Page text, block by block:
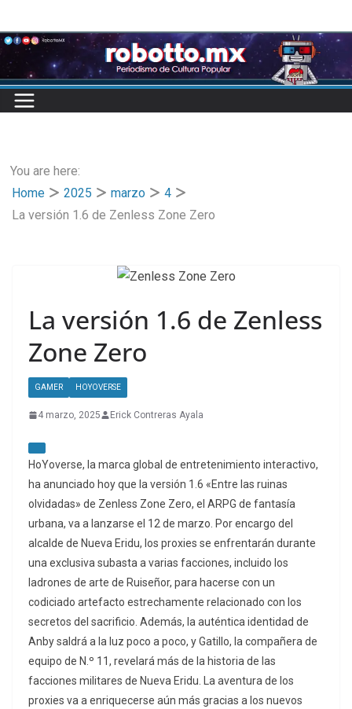
to
content
You are here:
Home
2025 marzo
4
La versión 1.6 de Zenless Zone Zero
La versión 1.6 de Zenless
Zone Zero
GAMER HOYOVERSE
4 marzo, 2025 Erick Contreras Ayala
HoYoverse, la marca global de entretenimiento interactivo,
ha anunciado hoy que la versión 1.6 «Entre las ruinas
olvidadas» de Zenless Zone Zero, el ARPG de fantasía
urbana, va a lanzarse el 12 de marzo. Por encargo del
alcalde de Nueva Eridu, los proxies se enfrentarán durante
una exclusiva subasta a varias facciones, incluido los
ladrones de arte de Ruiseñor, para hacerse con un
codiciado artefacto estrechamente relacionado con los
secretos del sacrificio. Además, la auténtica identidad de
Anby saldrá a la luz poco a poco, y Gatillo, la compañera de
equipo de N.º 11, revelará más de la historia de las
facciones militares de Nueva Eridu. La aventura de los
proxies va a enriquecerse aún más gracias a los nuevos